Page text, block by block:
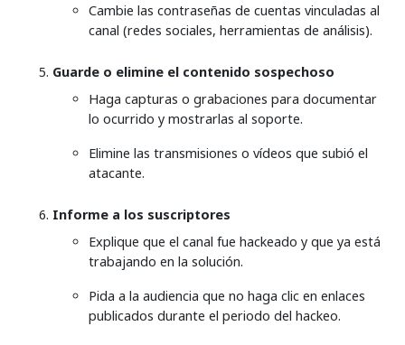
Cambie las contraseñas de cuentas vinculadas al
canal (redes sociales, herramientas de análisis).
Guarde o elimine el contenido sospechoso
Haga capturas o grabaciones para documentar
lo ocurrido y mostrarlas al soporte.
Elimine las transmisiones o vídeos que subió el
atacante.
Informe a los suscriptores
Explique que el canal fue hackeado y que ya está
trabajando en la solución.
Pida a la audiencia que no haga clic en enlaces
publicados durante el periodo del hackeo.